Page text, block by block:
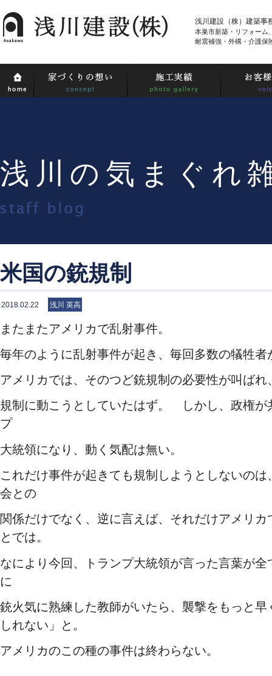
浅川建設（株）建築事
本巣市新築・リフォーム
耐震補強・外構・介護保
浅川の気まぐれ
米国の銃規制
2018.02.22 浅川 英高
またまたアメリカで乱射事件。
毎年のように乱射事件が起き、毎回多数の犠牲者
アメリカでは、そのつど銃規制の必要性が叫ば
規制に動こうとしていたはず。 しかし、政権が
プ
大統領になり、動く気配は無い。
これだけ事件が起きても規制しようとしないの
会との
関係だけでなく、逆に言えば、それだけアメリ
とでは。
なにより今回、トランプ大統領が言った言葉が
に
銃火気に熟練した教師がいたら、襲撃をもっと
しれない」と。
アメリカのこの種の事件は終わらない。